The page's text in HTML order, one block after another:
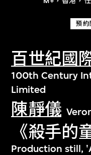
預約
百世紀國
100th Century
Limited
陳靜儀
《殺手的
Production still,
探索世界頂級
文化藏品。